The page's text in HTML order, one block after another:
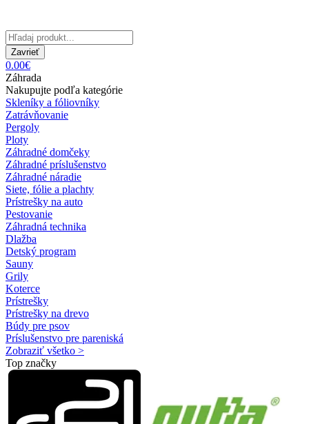
Zavrieť
0.00€
Záhrada
Nakupujte podľa kategórie
Skleníky a fóliovníky
Zatrávňovanie
Pergoly
Ploty
Záhradné domčeky
Záhradné príslušenstvo
Záhradné náradie
Siete, fólie a plachty
Prístrešky na auto
Pestovanie
Záhradná technika
Dlažba
Detský program
Sauny
Grily
Koterce
Prístrešky
Prístrešky na drevo
Búdy pre psov
Príslušenstvo pre pareniská
Zobraziť všetko >
Top značky